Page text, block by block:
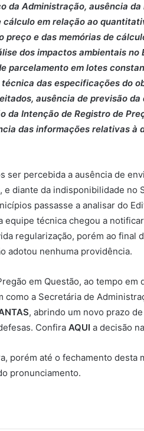
da Administração, ausência da
em relação ao
e das memórias de
dos impactos ambientais no
parcelamento em lotes
das especificações do
ausência de previsão da
da Intenção de Registro de
das informações relativas à
ser percebida a ausência de
diante da indisponibilidade no
passasse a analisar do
equipe técnica chegou a
regularização, porém ao final
adotou nenhuma providência.
em Questão, ao tempo em
como a Secretária de
, abrindo um novo prazo
Confira AQUI a decisão
porém até o fechamento desta
pronunciamento.